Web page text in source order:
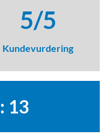
5/5
Kundevurdering
13